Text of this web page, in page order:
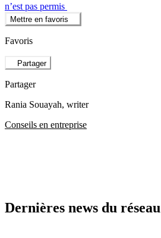
n’est pas permis
Mettre en favoris
Favoris
Partager
Partager
Rania Souayah, writer
Conseils en entreprise
Dernières news du réseau